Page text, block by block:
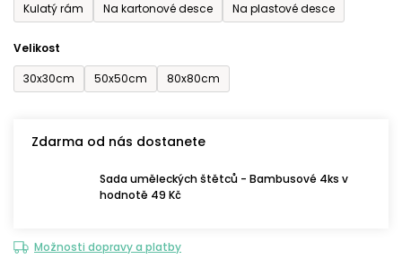
Kulatý rám
Na kartonové desce Na plastové desce
Velikost
30x30cm
50x50cm 80x80cm
Zdarma od nás dostanete
Sada uměleckých štětců - Bambusové 4ks v
hodnotě 49 Kč
Možnosti dopravy a platby